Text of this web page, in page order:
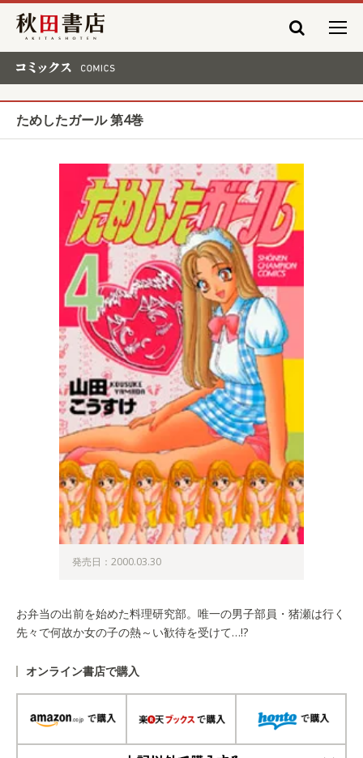
秋田書店
ためしたガール 第4巻
発売日：2000.03.30
お弁当の出前を始めた料理研究部。唯一の男子部員・猪瀬は行く
先々で何故か女の子の熱～い歓待を受けて…!?
オンライン書店で購入